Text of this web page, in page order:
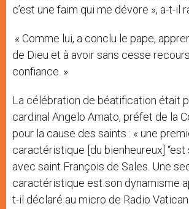
c’est une faim qui me dévore », a-t-il
« Comme lui, a conclu le pape,
de Dieu et à avoir sans cesse
confiance. »
La célébration de béatification était
cardinal Angelo Amato, préfet de la
pour la cause des saints : « une
caractéristique [du bienheureux]
avec saint François de Sales. Une
caractéristique est son dynamisme
t-il déclaré au micro de Radio